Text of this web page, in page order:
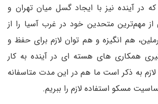
در آینده نیز با ایجاد گسل میان تهران و
مهم‌ترین متحدین خود در غرب آسیا را از
هم انگیزه و هم توان لازم برای حفظ و
همکاری های هسته ای در آینده به کار
به ذکر است ما هم در این مدت متاسفانه
مسکو استفاده لازم را ببریم.